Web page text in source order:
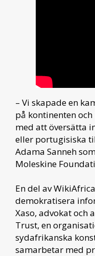
– Vi skapade en
på kontinenten
med att översätta
eller portugisiska
Adama Sanneh
Moleskine
En del av
demokratisera
Xaso, advokat och
Trust, en
sydafrikanska
samarbetar med